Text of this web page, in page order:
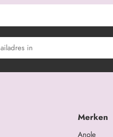
Merken
Anole